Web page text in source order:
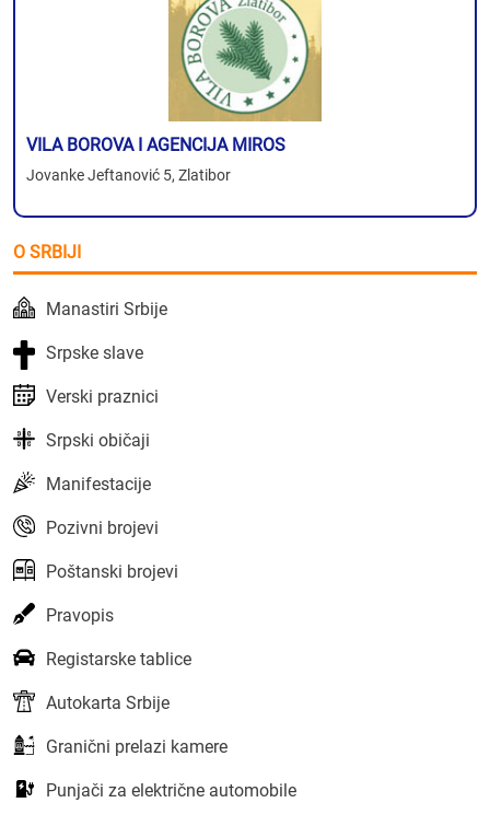
VILA BOROVA I AGENCIJA MIROS
Jovanke Jeftanović 5, Zlatibor
O SRBIJI
Manastiri Srbije
Srpske slave
Verski praznici
Srpski običaji
Manifestacije
Pozivni brojevi
Poštanski brojevi
Pravopis
Registarske tablice
Autokarta Srbije
Granični prelazi kamere
Punjači za električne automobile